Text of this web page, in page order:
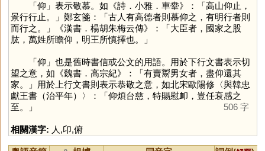
「仰 」表示敬慕。如《詩．小雅．車舝》：「高山仰止，
景行行止。」鄭玄箋：「古人有高德者則慕仰之，有明行者則
而行之。」《漢書．楊胡朱梅云傳》：「大臣者，國家之股
肱，萬姓所瞻仰，明王所慎擇也。」
「仰 」也是舊時書信或公文的用語。用於下行文書表示切
望之意，如《魏書．高宗紀》：「有賣鬻男女者，盡仰還其
家。」用於上行文書則表示恭敬之意，如北宋歐陽修〈與韓忠
獻王書（治平年）〉：「仰煩台慈，特賜慰卹，豈任衰感之
至。」
506 字
相關漢字: 人,卬,俯